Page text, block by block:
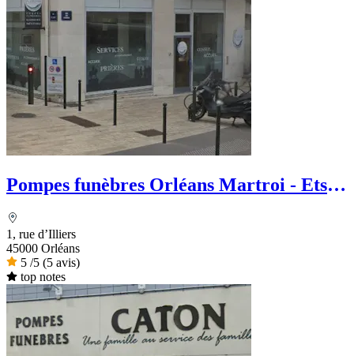
Pompes funèbres Orléans Martroi - Ets
1, rue d’Illiers
45000 Orléans
5 /5 (5 avis)
top notes